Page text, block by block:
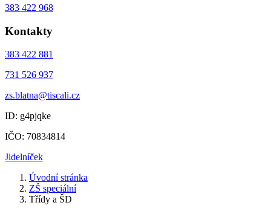
383 422 968
Kontakty
383 422 881
731 526 937
zs.blatna@tiscali.cz
ID: g4pjqke
IČO: 70834814
Jidelníček
Úvodní stránka
ZŠ speciální
Třídy a ŠD